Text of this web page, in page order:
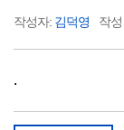
작성자: 김덕영 작
.